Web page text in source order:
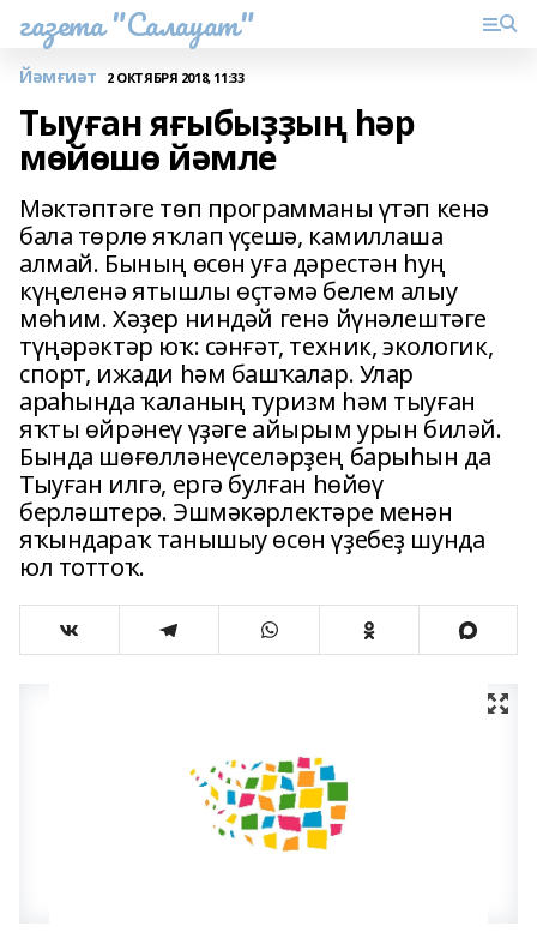
газета "Салауат"
Йәмғиәт 2 ОКТЯБРЯ 2018, 11:33
Тыуған яғыбыҙҙың һәр
мөйөшө йәмле
Мәктәптәге төп программаны үтәп кенә
бала төрлө яҡлап үҫешә, камиллаша
алмай. Бының өсөн уға дәрестән һуң
күңеленә ятышлы өҫтәмә белем алыу
мөһим. Хәҙер ниндәй генә йүнәлештәге
түңәрәктәр юҡ: сәнғәт, техник, экологик,
спорт, ижади һәм башҡалар. Улар
араһында ҡаланың туризм һәм тыуған
яҡты өйрәнеү үҙәге айырым урын биләй.
Бында шөғөлләнеүселәрҙең барыһын да
Тыуған илгә, ергә булған һөйөү
берләштерә. Эшмәкәрлектәре менән
яҡындараҡ танышыу өсөн үҙебеҙ шунда
юл тоттоҡ.